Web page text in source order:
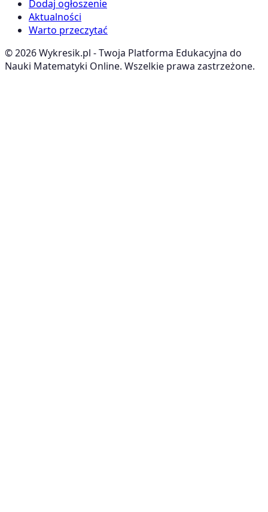
Dodaj ogłoszenie
Aktualności
Warto przeczytać
©2026Wykresik.pl - Twoja Platforma Edukacyjna do
Nauki Matematyki Online. Wszelkie prawa zastrzeżone.